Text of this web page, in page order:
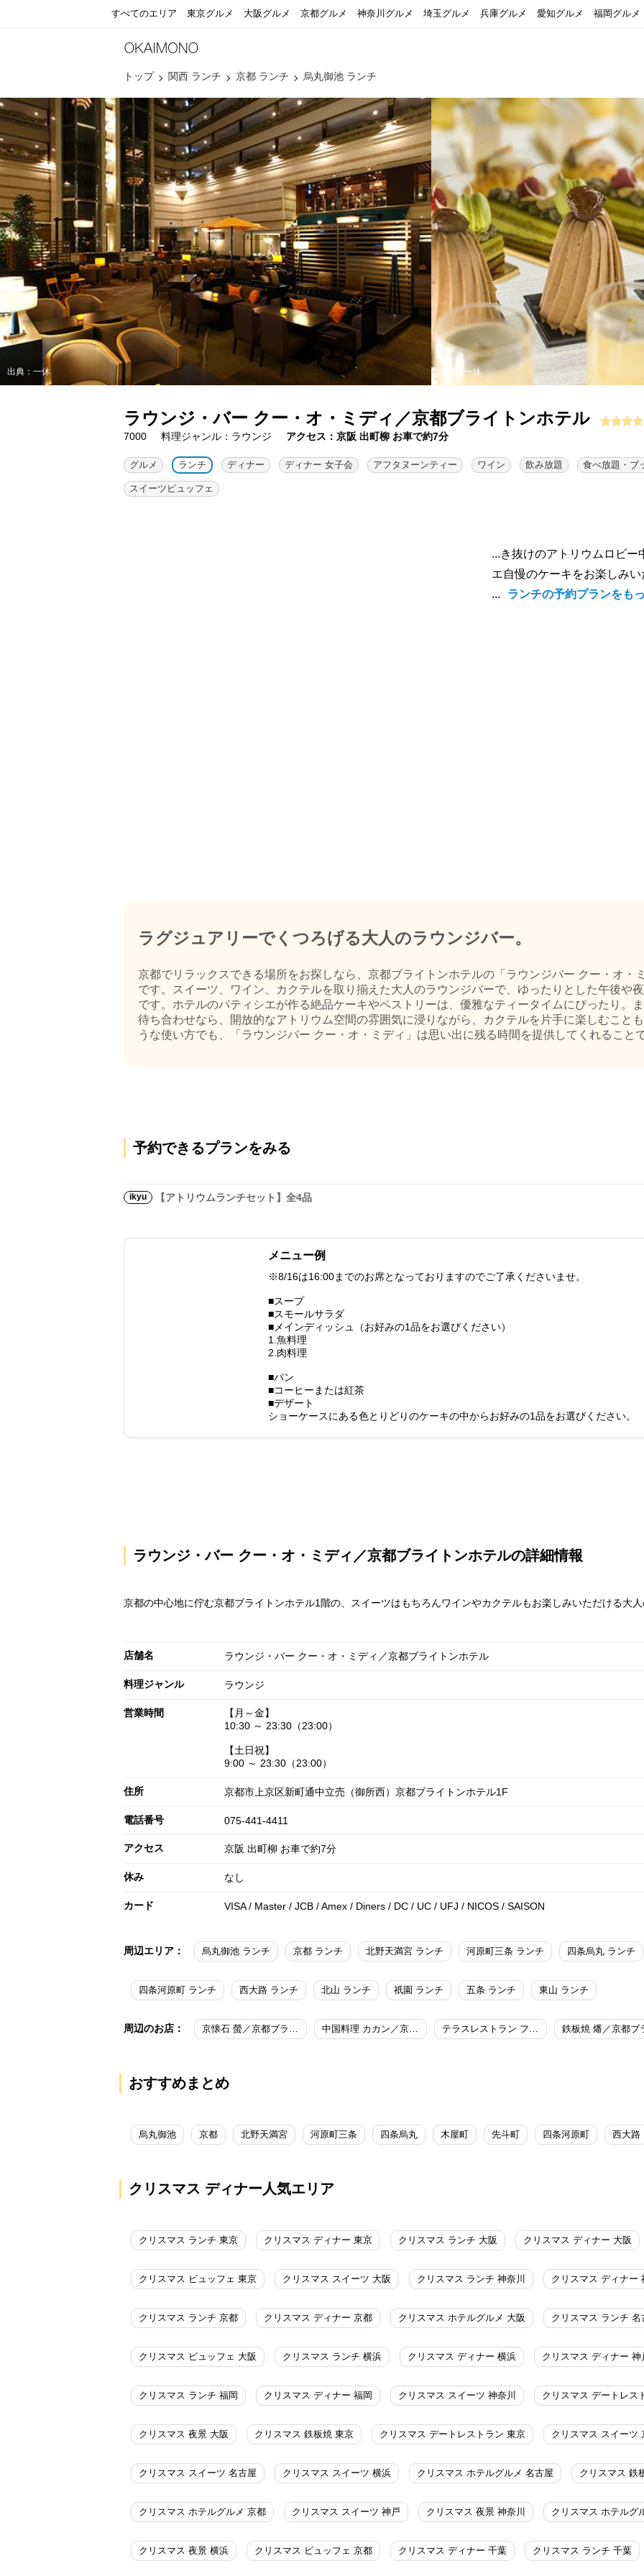
すべてのエリア 東京グルメ 大阪グルメ 京都グルメ 神奈川グルメ 埼玉グルメ 兵庫グルメ 愛知グルメ 福岡グルメ
トップ 関西 ランチ 京都 ランチ 烏丸御池 ランチ
出典：一休 出典：一休
ラウンジ・バー クー・オ・ミディ／京都ブライトンホテル
7000
料理ジャンル：ラウンジ アクセス：京阪 出町柳 お車で約7分
グルメ ランチ ディナー ディナー 女子会 アフタヌーンティー ワイン 飲み放題 食べ放題・ブ
スイーツビュッフェ
...き抜けのアトリウムロビ
エ自慢のケーキをお楽しみ
...
ランチの予約プランをも
ラグジュアリーでくつろげる大人のラウンジバー。
京都でリラックスできる場所をお探しなら、京都ブライトンホテルの「ラウンジバー クー・オ・
です。スイーツ、ワイン、カクテルを取り揃えた大人のラウンジバーで、ゆったりとした午後や
です。ホテルのパティシエが作る絶品ケーキやペストリーは、優雅なティータイムにぴったり。
待ち合わせなら、開放的なアトリウム空間の雰囲気に浸りながら、カクテルを片手に楽しむこと
うな使い方でも、「ラウンジバー クー・オ・ミディ」は思い出に残る時間を提供してくれること
予約できるプランをみる
ikyu 【アトリウムランチセット】全4品
メニュー例
※8/16は16:00までのお席となっておりますのでご了承くださいませ。
■スープ
■スモールサラダ
■メインディッシュ（お好みの1品をお選びください）
1.魚料理
2.肉料理
■パン
■コーヒーまたは紅茶
■デザート
ショーケースにある色とりどりのケーキの中からお好みの1品をお選びください。
ラウンジ・バー クー・オ・ミディ／京都ブライトンホテルの詳細情報
京都の中心地に佇む京都ブライトンホテル1階の、スイーツはもちろんワインやカクテルもお楽しみいただける大人
店舗名 ラウンジ・バー クー・オ・ミディ／京都ブライトンホテル
料理ジャンル ラウンジ
営業時間
【月～金】
10:30 ～ 23:30（23:00）
【土日祝】
9:00 ～ 23:30（23:00）
住所 京都市上京区新町通中立売（御所西）京都ブライトンホテル1F
電話番号 075-441-4411
アクセス 京阪 出町柳 お車で約7分
休み なし
カード VISA / Master / JCB / Amex / Diners / DC / UC / UFJ / NICOS / SAISON
周辺エリア： 烏丸御池 ランチ 京都 ランチ 北野天満宮 ランチ 河原町三条 ランチ 四条烏丸 ランチ
四条河原町 ランチ 西大路 ランチ 北山 ランチ 祇園 ランチ 五条 ランチ 東山 ランチ
周辺のお店： 京懐石 螢／京都ブライトンホテル 中国料理 カカン／京都ブライトンホテル テラスレストラン フェリエ／京都ブライトンホテル
おすすめまとめ
烏丸御池 京都 北野天満宮 河原町三条 四条烏丸 木屋町 先斗町 四条河原町 西大路
クリスマス ディナー人気エリア
クリスマス ランチ 東京 クリスマス ディナー 東京 クリスマス ランチ 大阪 クリスマス ディナー 大阪
クリスマス ビュッフェ 東京 クリスマス スイーツ 大阪 クリスマス ランチ 神奈川 クリスマス ディナー
クリスマス ランチ 京都 クリスマス ディナー 京都 クリスマス ホテルグルメ 大阪 クリスマス ランチ 名
クリスマス ビュッフェ 大阪 クリスマス ランチ 横浜 クリスマス ディナー 横浜 クリスマス ディナー 神
クリスマス ランチ 福岡 クリスマス ディナー 福岡 クリスマス スイーツ 神奈川 クリスマス デートレス
クリスマス 夜景 大阪 クリスマス 鉄板焼 東京 クリスマス デートレストラン 東京 クリスマス スイーツ
クリスマス スイーツ 名古屋 クリスマス スイーツ 横浜 クリスマス ホテルグルメ 名古屋 クリスマス 鉄
クリスマス ホテルグルメ 京都 クリスマス スイーツ 神戸 クリスマス 夜景 神奈川 クリスマス ホテルグ
クリスマス 夜景 横浜 クリスマス ビュッフェ 京都 クリスマス ディナー 千葉 クリスマス ランチ 千葉